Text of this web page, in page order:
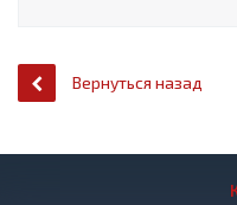
Вернуться назад